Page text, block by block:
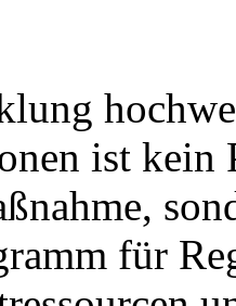
ist kein
für